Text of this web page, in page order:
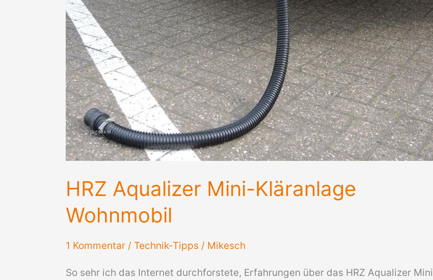
HRZ Aqualizer Mini-Kläranlage
Wohnmobil
1 Kommentar / Technik-Tipps / Mikesch
So sehr ich das Internet durchforstete, Erfahrungen über das HRZ Aqualizer Mini